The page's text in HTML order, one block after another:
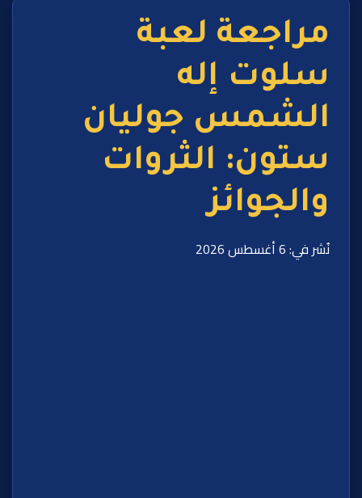
مراجعة لعبة
سلوت إله
الشمس جوليان
ستون: الثروات
والجوائز
نُشر في: 6 أغسطس 2026